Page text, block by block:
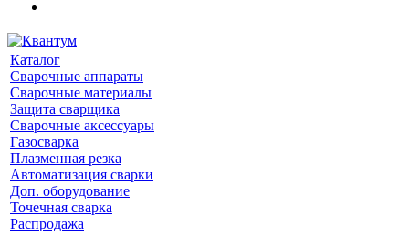
Каталог
Сварочные аппараты
Сварочные материалы
Защита сварщика
Сварочные аксессуары
Газосварка
Плазменная резка
Автоматизация сварки
Доп. оборудование
Точечная сварка
Распродажа